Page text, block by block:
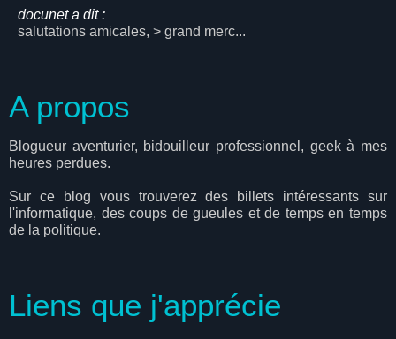
docunet a dit :
salutations amicales, > grand merc...
A propos
Blogueur aventurier, bidouilleur professionnel, geek à mes
heures perdues.
Sur ce blog vous trouverez des billets intéressants sur
l'informatique, des coups de gueules et de temps en temps
de la politique.
Liens que j'apprécie